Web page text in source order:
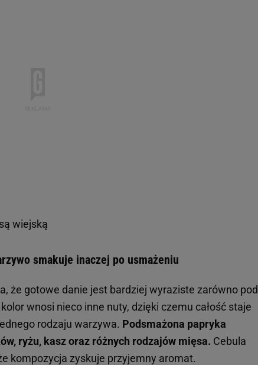
wiejską
smakuje inaczej po usmażeniu
że gotowe danie jest bardziej wyraziste zarówno pod
wnosi nieco inne nuty, dzięki czemu całość staje
rodzaju warzywa. Podsmażona papryka
ryżu, kasz oraz różnych rodzajów mięsa. Cebula
kompozycja zyskuje przyjemny aromat.